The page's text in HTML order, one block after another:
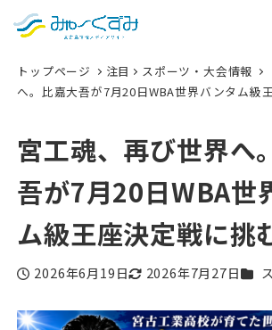
トップページ 注目 スポーツ・大会情報
へ。比嘉大吾が7月20日WBA世界バンタム級
宮工魂、再び世界へ
吾が7月20日WBA世
ム級王座決定戦に挑
投稿日
2026年6月19日
更新日
2026年7月27日カテ